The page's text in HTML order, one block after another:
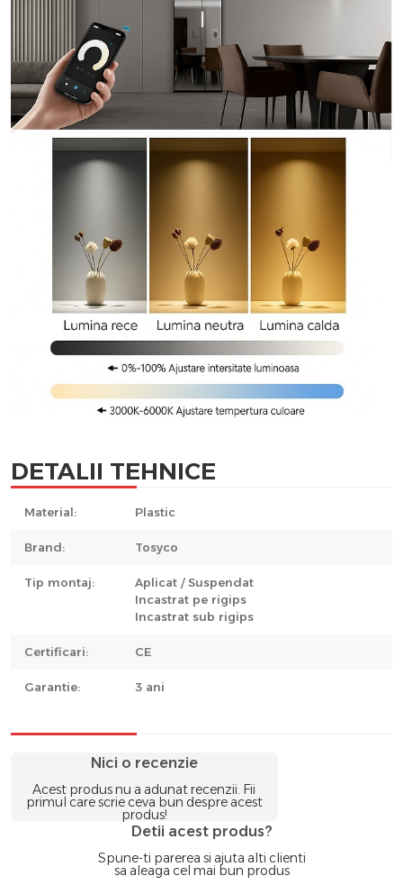
DETALII TEHNICE
Material: Plastic
Brand: Tosyco
Tip montaj:
Aplicat / Suspendat
Incastrat pe rigips
Incastrat sub rigips
Certificari: CE
Garantie: 3 ani
Nici o recenzie
Acest produs nu a adunat recenzii. Fii
primul care scrie ceva bun despre acest
produs!
Detii acest produs?
Spune-ti parerea si ajuta alti clienti
sa aleaga cel mai bun produs